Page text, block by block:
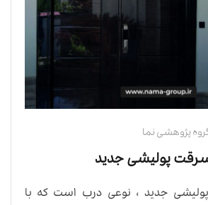
پژوهشی نما
پولیشی جدید
جدید ، نوعی درب است که با